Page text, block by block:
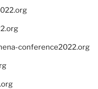
conference2022.org